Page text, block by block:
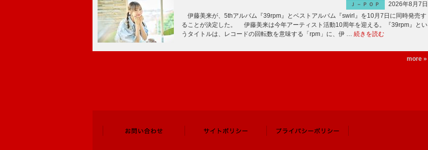
Ｊ－ＰＯＰ
2026年8月7日
伊藤美来が、5thアルバム『39rpm』とベストアルバム『swirl』を10月7日に同時発売す
ることが決定した。 伊藤美来は今年アーティスト活動10周年を迎える。『39rpm』とい
うタイトルは、レコードの回転数を意味する「rpm」に、伊 … 続きを読む
more »